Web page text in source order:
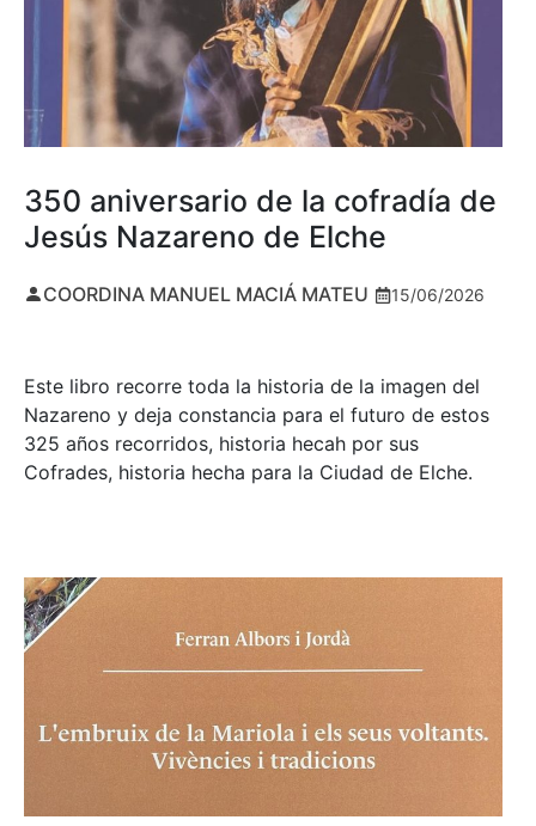
350 aniversario de la cofradía de
Jesús Nazareno de Elche
COORDINA MANUEL MACIÁ MATEU 15/06/2026
Este libro recorre toda la historia de la imagen del
Nazareno y deja constancia para el futuro de estos
325 años recorridos, historia hecah por sus
Cofrades, historia hecha para la Ciudad de Elche.